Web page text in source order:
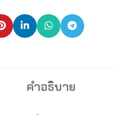
คำอธิบาย